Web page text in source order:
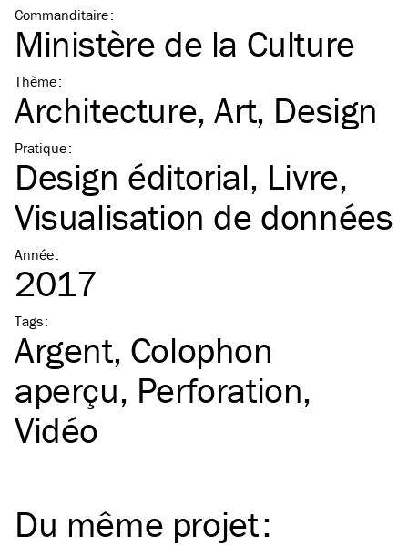
Commanditaire:
Ministère de la Culture
Thème:
Architecture Art Design
Pratique:
Design éditorial Livre
Visualisation de données
Année:
2017
Tags:
Argent Colophon
aperçu Perforation
Vidéo
Du même projet: